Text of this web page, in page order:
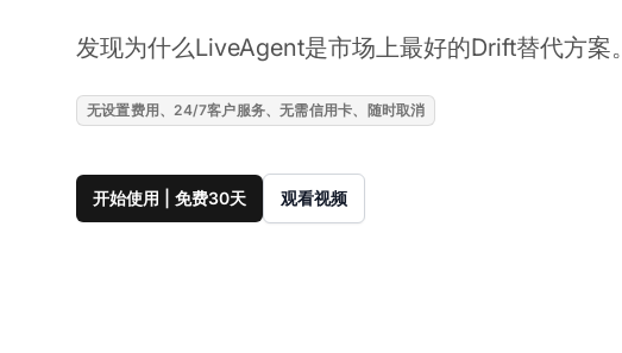
发现为什么LiveAgent是市场上最好的Drift替代方案。
无设置费用、24/7客户服务、无需信用卡、随时取消
开始使用 | 免费30天 观看视频